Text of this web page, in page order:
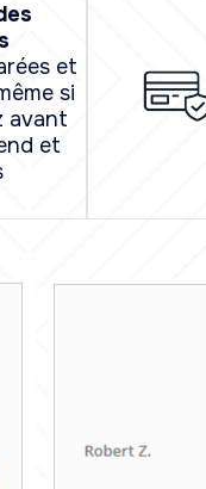
et
si
avant
et